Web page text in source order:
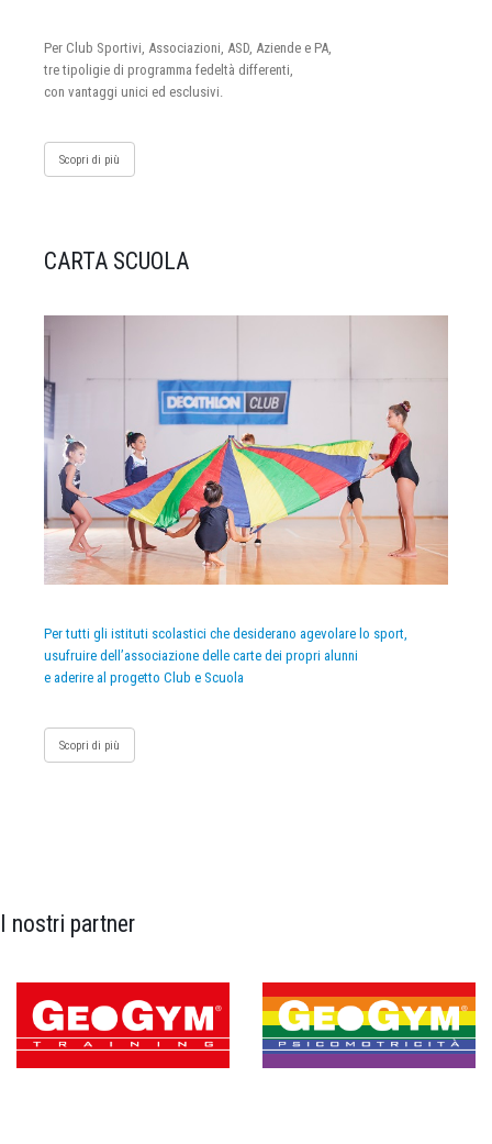
Per Club Sportivi, Associazioni, ASD, Aziende e PA,
tre tipoligie di programma fedeltà differenti,
con vantaggi unici ed esclusivi.
Scopri di più
CARTA SCUOLA
Per tutti gli istituti scolastici che desiderano agevolare lo sport,
usufruire dell’associazione delle carte dei propri alunni
e aderire al progetto Club e Scuola
Scopri di più
I nostri partner